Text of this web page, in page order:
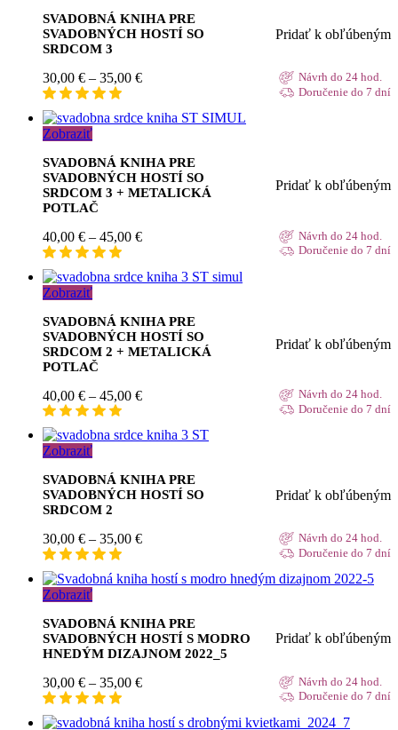
SVADOBNÁ KNIHA PRE
SVADOBNÝCH HOSTÍ SO
SRDCOM 3
Pridať k obľúbeným
30,00 € – 35,00 €Price
through
Návrh do 24 hod.
Doručenie do 7 dní
Zobraziť
SVADOBNÁ KNIHA PRE
SVADOBNÝCH HOSTÍ SO
SRDCOM 3 + METALICKÁ
POTLAČ
Pridať k obľúbeným
40,00 € – 45,00 €Price
through
Návrh do 24 hod.
Doručenie do 7 dní
Zobraziť
SVADOBNÁ KNIHA PRE
SVADOBNÝCH HOSTÍ SO
SRDCOM 2 + METALICKÁ
POTLAČ
Pridať k obľúbeným
40,00 € – 45,00 €Price
40,00 €
through
Návrh do 24 hod.
Doručenie do 7 dní
Zobraziť
SVADOBNÁ KNIHA PRE
SVADOBNÝCH HOSTÍ SO
SRDCOM 2
Pridať k obľúbeným
30,00 € – 35,00 €Price
30,00 €
through
Návrh do 24 hod.
Doručenie do 7 dní
Zobraziť
SVADOBNÁ KNIHA PRE
SVADOBNÝCH HOSTÍ S MODRO
HNEDÝM DIZAJNOM 2022_5
Pridať k obľúbeným
30,00 € – 35,00 €Price
30,00 €
Návrh do 24 hod.
Doručenie do 7 dní